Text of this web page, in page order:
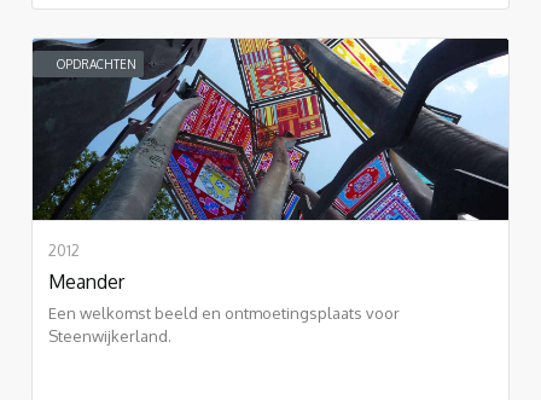
OPDRACHTEN
2012
Meander
Een welkomst beeld en ontmoetingsplaats voor
Steenwijkerland.